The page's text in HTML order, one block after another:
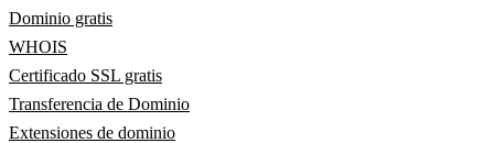
Dominio gratis
WHOIS
Certificado SSL gratis
Transferencia de Dominio
Extensiones de dominio